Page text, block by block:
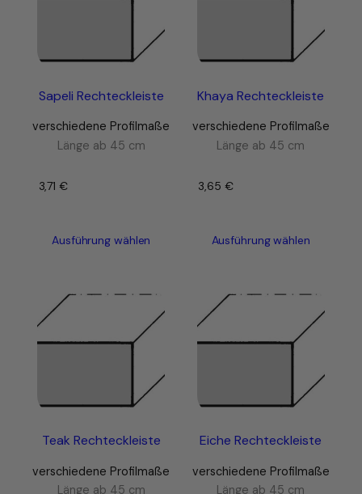
Sapeli Rechteckleiste
verschiedene Profilmaße
Länge ab 45 cm
3,71€
Ausführung wählen
Khaya Rechteckleiste
verschiedene Profilmaße
Länge ab 45 cm
3,65 €
Ausführung wählen
Teak Rechteckleiste
verschiedene Profilmaße
Länge ab 45 cm
Eiche Rechteckleiste
verschiedene Profilmaße
Länge ab 45 cm